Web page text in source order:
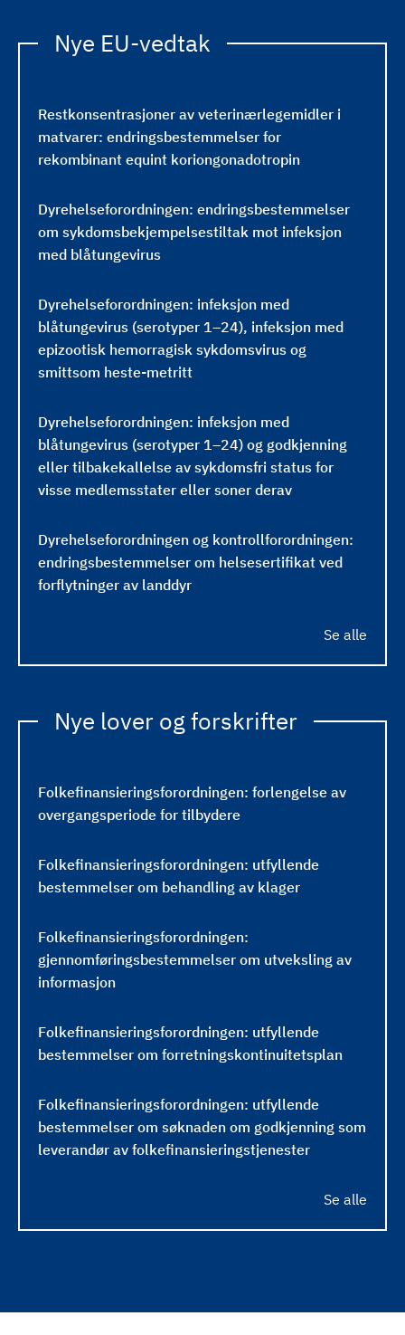
Nye EU-vedtak
Restkonsentrasjoner av veterinærlegemidler i
matvarer: endringsbestemmelser for
rekombinant equint koriongonadotropin
Dyrehelseforordningen: endringsbestemmelser
om sykdomsbekjempelsestiltak mot infeksjon
med blåtungevirus
Dyrehelseforordningen: infeksjon med
blåtungevirus (serotyper 1–24), infeksjon med
epizootisk hemorragisk sykdomsvirus og
smittsom heste-metritt
Dyrehelseforordningen: infeksjon med
blåtungevirus (serotyper 1–24) og godkjenning
eller tilbakekallelse av sykdomsfri status for
visse medlemsstater eller soner derav
Dyrehelseforordningen og kontrollforordningen:
endringsbestemmelser om helsesertifikat ved
forflytninger av landdyr
Se alle
Nye lover og forskrifter
Folkefinansieringsforordningen: forlengelse av
overgangsperiode for tilbydere
Folkefinansieringsforordningen: utfyllende
bestemmelser om behandling av klager
Folkefinansieringsforordningen:
gjennomføringsbestemmelser om utveksling av
informasjon
Folkefinansieringsforordningen: utfyllende
bestemmelser om forretningskontinuitetsplan
Folkefinansieringsforordningen: utfyllende
bestemmelser om søknaden om godkjenning som
leverandør av folkefinansieringstjenester
Se alle